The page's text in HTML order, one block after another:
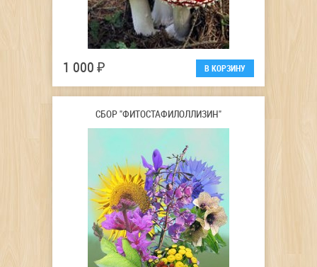
1 000 ₽
СБОР "ФИТОСТАФИЛОЛЛИЗИН"